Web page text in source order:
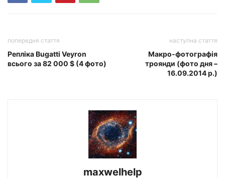
попередня стаття
Репліка Bugatti Veyron
всього за 82 000 $ (4 фото)
наступна стаття
Макро-фотографія
троянди (фото дня –
16.09.2014 р.)
maxwelhelp